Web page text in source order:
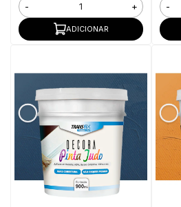
- +
ADICIONAR
-